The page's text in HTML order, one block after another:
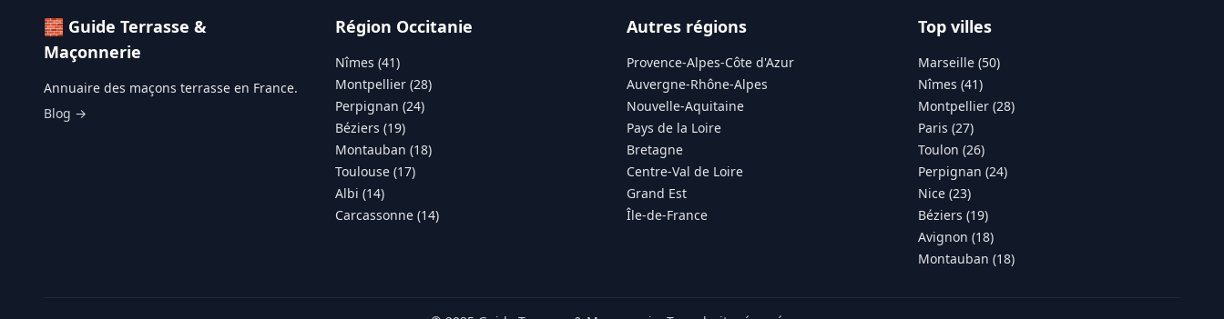
🧱 Guide Terrasse &
Maçonnerie
Annuaire des maçons terrasse en France.
Blog →
Région Occitanie
Nîmes (41)
Montpellier (28)
Perpignan (24)
Béziers (19)
Montauban (18)
Toulouse (17)
Albi (14)
Carcassonne (14)
Autres régions
Provence-Alpes-Côte d'Azur
Auvergne-Rhône-Alpes
Nouvelle-Aquitaine
Pays de la Loire
Bretagne
Centre-Val de Loire
Grand Est
Île-de-France
Top villes
Marseille (50)
Nîmes (41)
Montpellier (28)
Paris (27)
Toulon (26)
Perpignan (24)
Nice (23)
Béziers (19)
Avignon (18)
Montauban (18)